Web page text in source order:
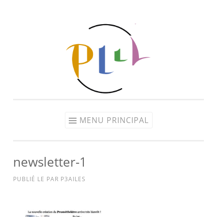
MENU PRINCIPAL
newsletter-1
PUBLIÉ LE PAR P3AILES